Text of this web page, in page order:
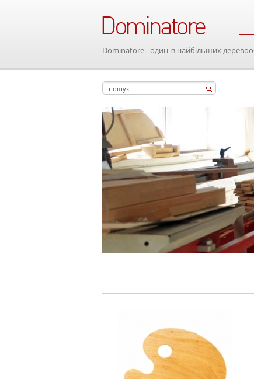
Dominatore - один із найбільших